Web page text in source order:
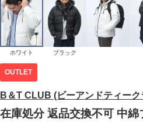
OUTLET
B＆T CLUB (ビーアンドティーク
在庫処分 返品交換不可 中
ホワイト ブラック